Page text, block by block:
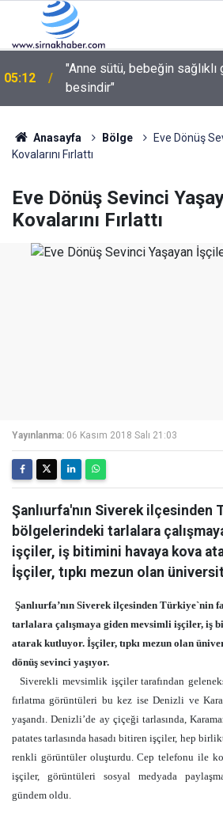
05:12
"Anne sütü, bebeğin
besindir"
03:35
Sulama kanalına giren genç
Anasayfa Bölge
Eve Dönüş
Kovalarını Fırlattı
Eve Dönüş Sevinci
Kovalarını Fırlattı
Yayınlanma: 06 Kasım 2018 Salı 21:03
Şanlıurfa'nın Siverek ilçesinden
bölgelerindeki tarlalara
işçiler, iş bitimini havaya kova
İşçiler, tıpkı mezun olan
Şanlıurfa’nın Siverek ilçesinden Türkiye`nin
tarlalara çalışmaya giden mevsimli işçiler, iş
atarak kutluyor. İşçiler, tıpkı mezun olan
dönüş sevinci yaşıyor.
Siverekli mevsimlik işçiler tarafından
fırlatma görüntüleri bu kez ise Denizli ve
yaşandı. Denizli’de ay çiçeği tarlasında,
patates tarlasında hasadı bitiren işçiler, hep
renkli görüntüler oluşturdu. Cep telefonu ile
işçiler, görüntüleri sosyal medyada
gündem oldu.